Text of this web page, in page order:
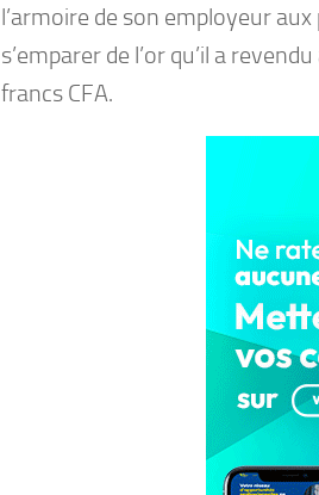
l’armoire de son employeur
s’emparer de l’or qu’il a
francs CFA.